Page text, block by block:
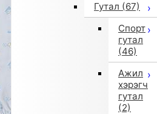
Гутал (67)
Спорт
гутал
(46)
Ажил
хэрэгч
гутал
(2)